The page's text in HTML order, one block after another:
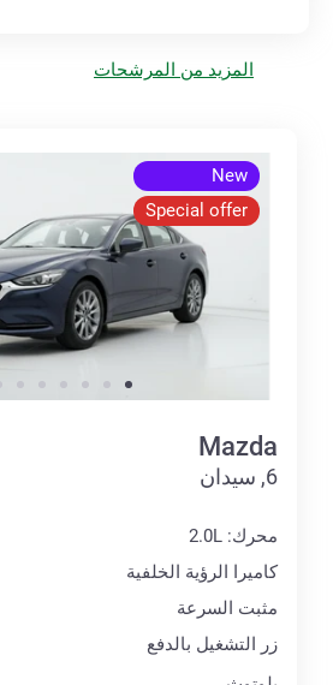
المزيد من المرشحات
New
Special offer
Mazda
6, سيدان
محرك: 2.0L
كاميرا الرؤية الخلفية
مثبت السرعة
زر التشغيل بالدفع